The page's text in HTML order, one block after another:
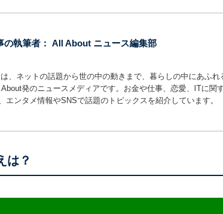
の執筆者： All About ニュース編集部
は、ネットの話題から世の中の動きまで、暮らしの中にあふ
発のニュースメディアです。お金や仕事、恋愛、ITに関
エンタメ情報やSNSで話題のトピックスを紹介しています。
は？